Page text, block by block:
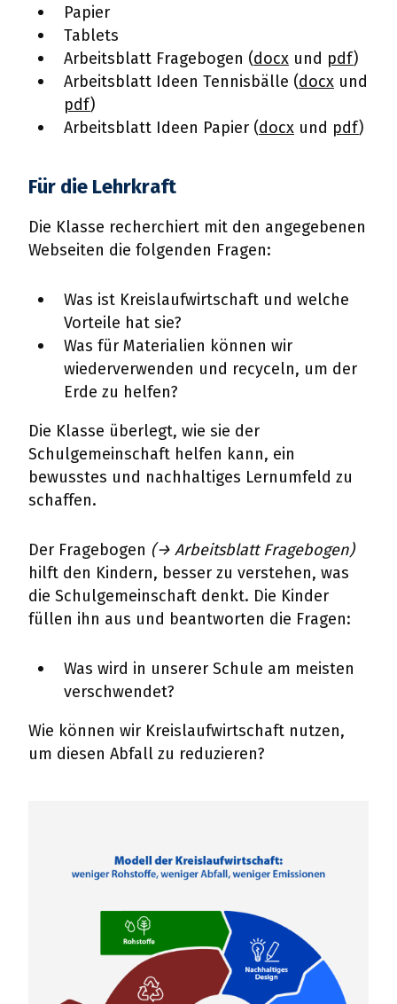
Papier
Tablets
Arbeitsblatt Fragebogen (docx und pdf)
Arbeitsblatt Ideen Tennisbälle (docx und
pdf)
Arbeitsblatt Ideen Papier (docx und pdf)
Für die Lehrkraft
Die Klasse recherchiert mit den angegebenen
Webseiten die folgenden Fragen:
Was ist Kreislaufwirtschaft und welche
Vorteile hat sie?
Was für Materialien können wir
wiederverwenden und recyceln, um der
Erde zu helfen?
Die Klasse überlegt, wie sie der
Schulgemeinschaft helfen kann, ein
bewusstes und nachhaltiges Lernumfeld zu
schaffen.
Der Fragebogen (→ Arbeitsblatt Fragebogen)
hilft den Kindern, besser zu verstehen, was
die Schulgemeinschaft denkt. Die Kinder
füllen ihn aus und beantworten die Fragen:
Was wird in unserer Schule am meisten
verschwendet?
Wie können wir Kreislaufwirtschaft nutzen,
um diesen Abfall zu reduzieren?